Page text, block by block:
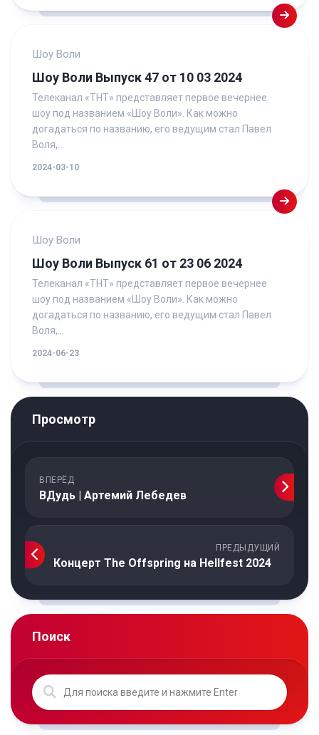
Шоу Воли
Шоу Воли Выпуск 47 от 10 03 2024
Телеканал «ТНТ» представляет первое вечернее
шоу под названием «Шоу Воли». Как можно
догадаться по названию, его ведущим стал Павел
Воля,...
2024-03-10
Шоу Воли
Шоу Воли Выпуск 61 от 23 06 2024
Телеканал «ТНТ» представляет первое вечернее
шоу под названием «Шоу Воли». Как можно
догадаться по названию, его ведущим стал Павел
Воля,...
2024-06-23
Просмотр
ВПЕРЁД
ВДудь | Артемий Лебедев
ПРЕДЫДУЩИЙ
Концерт The Offspring на Hellfest 2024
Поиск